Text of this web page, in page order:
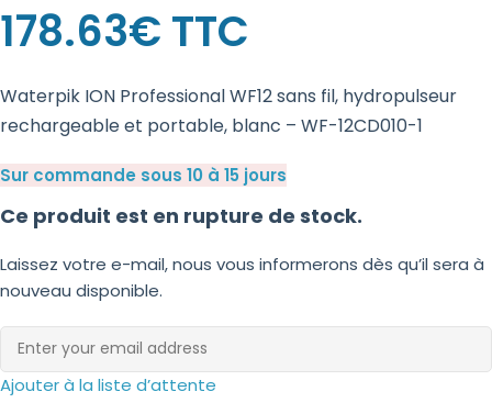
178.63€ TTC
Waterpik ION Professional WF12 sans fil, hydropulseur
rechargeable et portable, blanc – WF-12CD010-1
Sur commande sous 10 à 15 jours
Ce produit est en rupture de stock.
Laissez votre e-mail, nous vous informerons dès qu’il sera à
nouveau disponible.
Ajouter à la liste d’attente